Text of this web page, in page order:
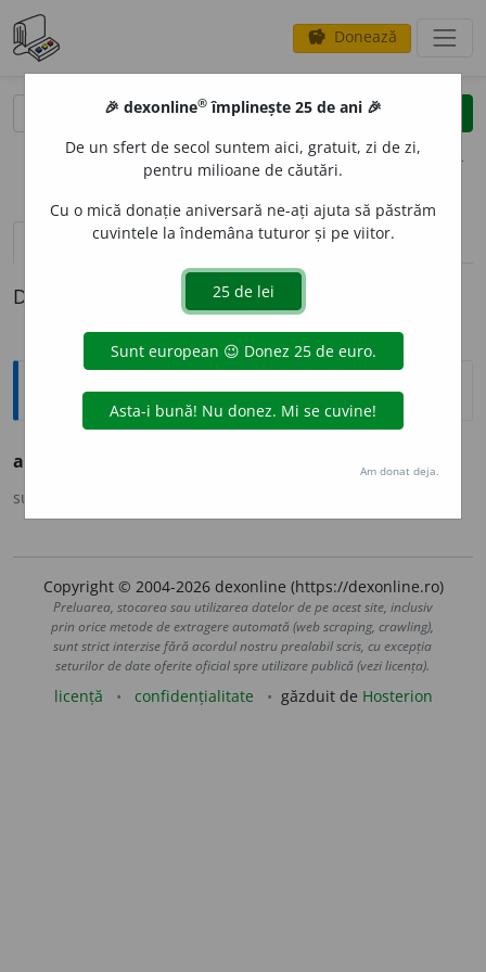
savings Donează
clear
opțiuni
definiții (1)
Definiția cu ID-ul 563188:
Explicative DEX
anagnóst
sursa:
Copyright © 2004-2026 dexonline (https://dexonline.ro)
Preluarea, stocarea sau utilizarea datelor de pe acest site, inclusiv
prin orice metode de extragere automată (web scraping, crawling),
sunt strict interzise fără acordul nostru prealabil scris, cu excepția
seturilor de date oferite oficial spre utilizare publică (vezi licența).
licență confidențialitate găzduit de Hosterion
🎉 dexonline® împlinește 25 de ani 🎉
De un sfert de secol suntem aici, gratuit, zi de zi,
pentru milioane de căutări.
Cu o mică donație aniversară ne-ați ajuta să păstrăm
cuvintele la îndemâna tuturor și pe viitor.
Am donat deja.